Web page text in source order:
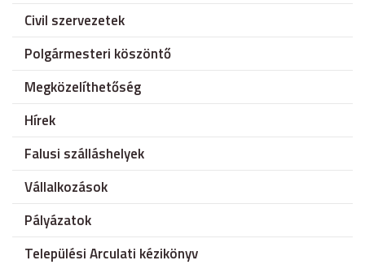
Civil szervezetek
Polgármesteri köszöntő
Megközelíthetőség
Hírek
Falusi szálláshelyek
Vállalkozások
Pályázatok
Települési Arculati kézikönyv